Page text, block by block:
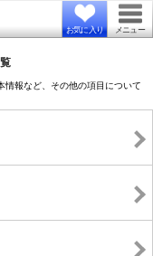
お気に入り メニュー
情報など、その他の項目について